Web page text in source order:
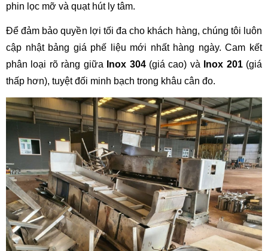
phin lọc mỡ và quạt hút ly tâm.
Để đảm bảo quyền lợi tối đa cho khách hàng, chúng tôi luôn
cập nhật bảng giá phế liệu mới nhất hàng ngày. Cam kết
phân loại rõ ràng giữa
Inox 304 (giá cao) và Inox 201 (giá
thấp hơn), tuyệt đối minh bạch trong khâu cân đo.